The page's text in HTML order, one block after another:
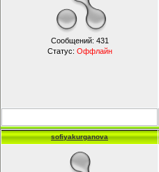
Сообщений: 431
Статус: Оффлайн
sofiyakurganova